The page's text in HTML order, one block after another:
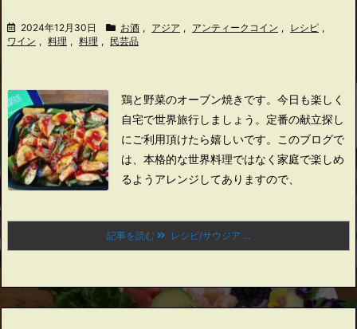
2024年12月30日 お酒 , アジア , アンティークコイン , レシピ ,
ワイン , 料理 , 料理 , 民芸品
鶏と野菜のオーブン焼きです。 今日も楽しく
自宅で世界旅行しましょう。 定番の献立探し
にご利用頂けたら嬉しいです。
このブログで
は、本格的な世界料理ではなく家庭で楽しめ
るようアレンジしてありますので、
記事を読む レシピ/サウジア ...